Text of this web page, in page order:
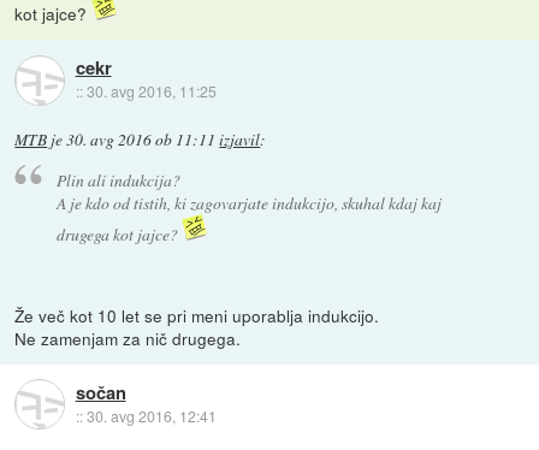
kot jajce?
cekr
::30. avg 2016, 11:25
MTB je30. avg 2016 ob 11:11 izjavil:
Plin ali indukcija?
A je kdo od tistih, ki zagovarjate indukcijo, skuhal kdaj kaj
drugega kot jajce?
Že več kot 10 let se pri meni uporablja indukcijo.
Ne zamenjam za nič drugega.
sočan
::30. avg 2016, 12:41